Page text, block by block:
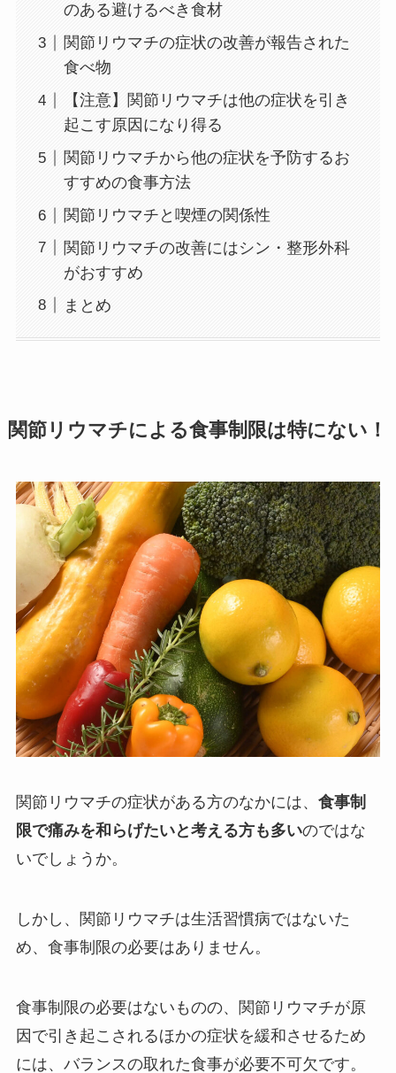
のある避けるべき食材
関節リウマチの症状の改善が報告された
食べ物
【注意】関節リウマチは他の症状を引き
起こす原因になり得る
関節リウマチから他の症状を予防するお
すすめの食事方法
関節リウマチと喫煙の関係性
関節リウマチの改善にはシン・整形外科
がおすすめ
まとめ
関節リウマチによる食事制限は特にない！
関節リウマチの症状がある方のなかには、 食事制
限で痛みを和らげたいと考える方も多いのではな
いでしょうか。
しかし、関節リウマチは生活習慣病ではないた
め、食事制限の必要はありません。
食事制限の必要はないものの、関節リウマチが原
因で引き起こされるほかの症状を緩和させるため
には、バランスの取れた食事が必要不可欠です。